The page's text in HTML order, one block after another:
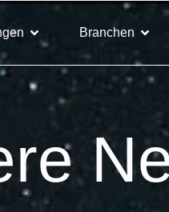
Branchen